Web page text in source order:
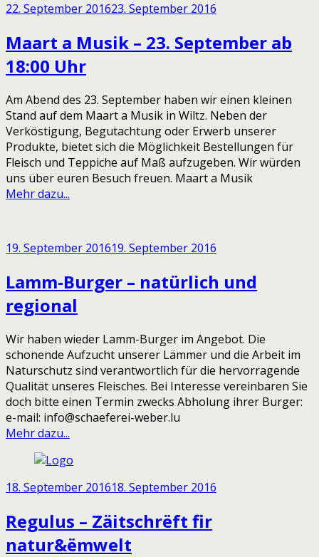
22. September 201623. September 2016
Maart a Musik – 23. September ab
18:00 Uhr
Am Abend des 23. September haben wir einen kleinen
Stand auf dem Maart a Musik in Wiltz. Neben der
Verköstigung, Begutachtung oder Erwerb unserer
Produkte, bietet sich die Möglichkeit Bestellungen für
Fleisch und Teppiche auf Maß aufzugeben. Wir würden
uns über euren Besuch freuen. Maart a Musik
Mehr dazu...
19. September 201619. September 2016
Lamm-Burger – natürlich und
regional
Wir haben wieder Lamm-Burger im Angebot. Die
schonende Aufzucht unserer Lämmer und die Arbeit im
Naturschutz sind verantwortlich für die hervorragende
Qualität unseres Fleisches. Bei Interesse vereinbaren Sie
doch bitte einen Termin zwecks Abholung ihrer Burger:
e-mail: info@schaeferei-weber.lu
Mehr dazu...
18. September 201618. September 2016
Regulus – Zäitschrëft fir
natur&ëmwelt